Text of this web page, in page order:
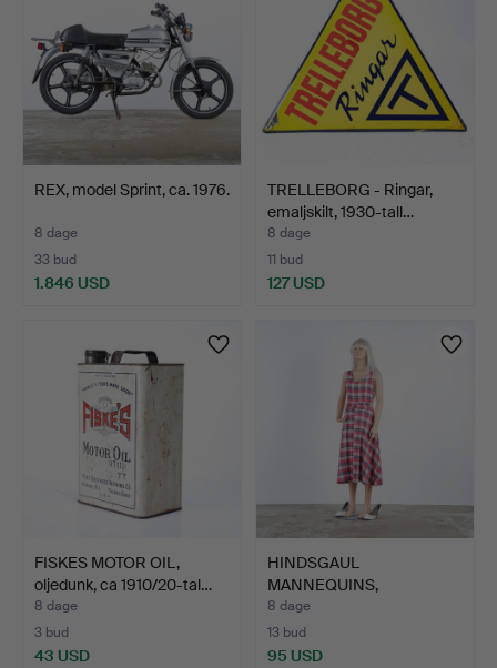
REX, model Sprint, ca. 1976.
8 dage
33 bud
1.846 USD
TRELLEBORG - Ringar,
emaljskilt, 1930-tall…
8 dage
11 bud
127 USD
FISKES MOTOR OIL,
oljedunk, ca 1910/20-tal…
8 dage
3 bud
43 USD
HINDSGAUL
MANNEQUINS,
udstillingsdukke, an…
8 dage
13 bud
95 USD